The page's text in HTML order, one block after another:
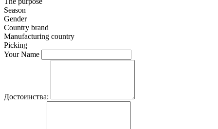
Season
Gender
Country brand
Manufacturing country
Picking
Your Name
Достоинства: